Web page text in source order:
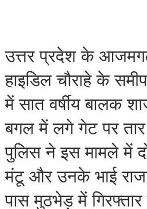
उत्तर प्रदेश के
हाइडिल चौराहे के
में सात वर्षीय बालक
बगल में लगे गेट पर
पुलिस ने इस मामले में
मंटू और उनके भाई
पास मुठभेड़ में